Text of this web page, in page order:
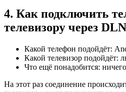
4. Как подключить
телевизору через
Какой телефон подойдёт:
Какой телевизор
Что ещё понадобится:
На этот раз соединение